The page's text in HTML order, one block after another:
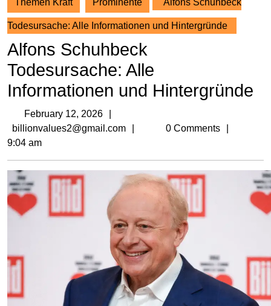
Themen Kraft Prominente Alfons Schuhbeck
Todesursache: Alle Informationen und Hintergründe
Alfons Schuhbeck
Todesursache: Alle
Informationen und Hintergründe
February 12, 2026
12,
billionvalues2@gmail.com billionvalues2@gmail.com
0 Comments
9:04 am